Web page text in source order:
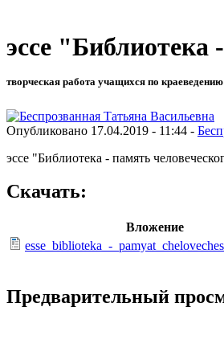
эссе "Библиотека
творческая работа учащихся по
Опубликовано 17.04.2019 - 11:44 -
эссе "Библиотека - память
Скачать:
Вложение
esse_biblioteka_-
Предварительный